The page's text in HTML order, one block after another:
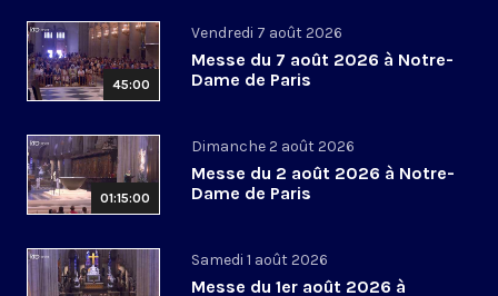
45:00
Vendredi 7 août 2026
Messe du 7 août 2026 à Notre-
Dame de Paris
01:15:00
Dimanche 2 août 2026
Messe du 2 août 2026 à Notre-
Dame de Paris
Samedi 1 août 2026
Messe du 1er août 2026 à